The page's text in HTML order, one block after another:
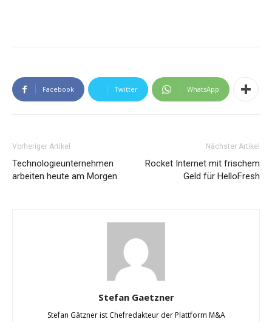
Facebook Twitter WhatsApp
Vorheriger Artikel
Technologieunternehmen
arbeiten heute am Morgen
Nächster Artikel
Rocket Internet mit frischem
Geld für HelloFresh
Stefan Gaetzner
Stefan Gätzner ist Chefredakteur der Plattform M&A